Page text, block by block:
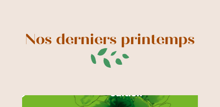
Nos derniers printemps